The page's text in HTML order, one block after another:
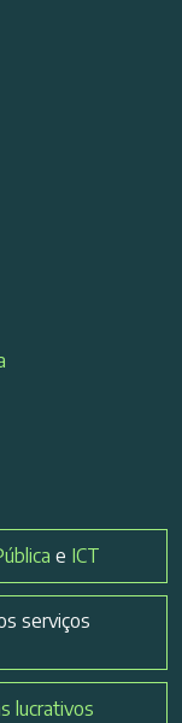
e ICT
serviços
lucrativos